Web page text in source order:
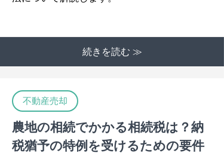
続きを読む ≫
不動産売却
農地の相続でかかる相続税は？納
税猶予の特例を受けるための要件